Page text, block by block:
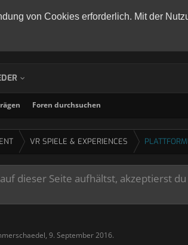
von Cookies erforderlich. Mit der
Foren durchsuchen
VR SPIELE & EXPERIENCES
dieser Seite aufhältst, akzeptierst
, 9. September 2016.